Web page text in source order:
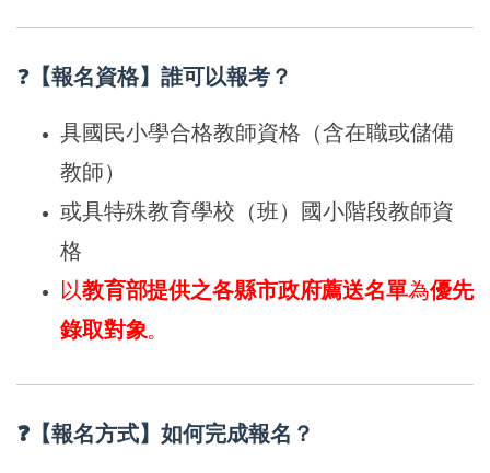
❓ 【報名資格】誰可以報考？
具國民小學合格教師資格（含在職或儲備
教師）
或具特殊教育學校（班）國小階段教師資
格
以教育部提供之各縣市政府薦送名單為優先
錄取對象。
❓【報名方式】如何完成報名？